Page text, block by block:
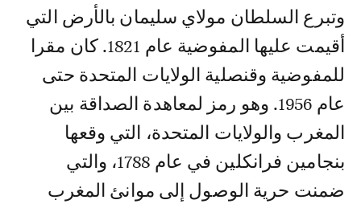
وتبرع السلطان مولاي سليمان بالأرض التي
أقيمت عليها المفوضية عام 1821. كان مقرا
للمفوضية وقنصلية الولايات المتحدة حتى
عام 1956. وهو رمز لمعاهدة الصداقة بين
المغرب والولايات المتحدة، التي وقعها
بنجامين فرانكلين في عام 1788، والتي
ضمنت حرية الوصول إلى موانئ المغرب